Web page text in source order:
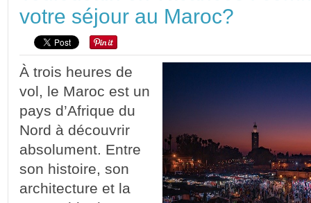
votre séjour au Maroc?
À trois heures de
vol, le Maroc est un
pays d’Afrique du
Nord à découvrir
absolument. Entre
son histoire, son
architecture et la